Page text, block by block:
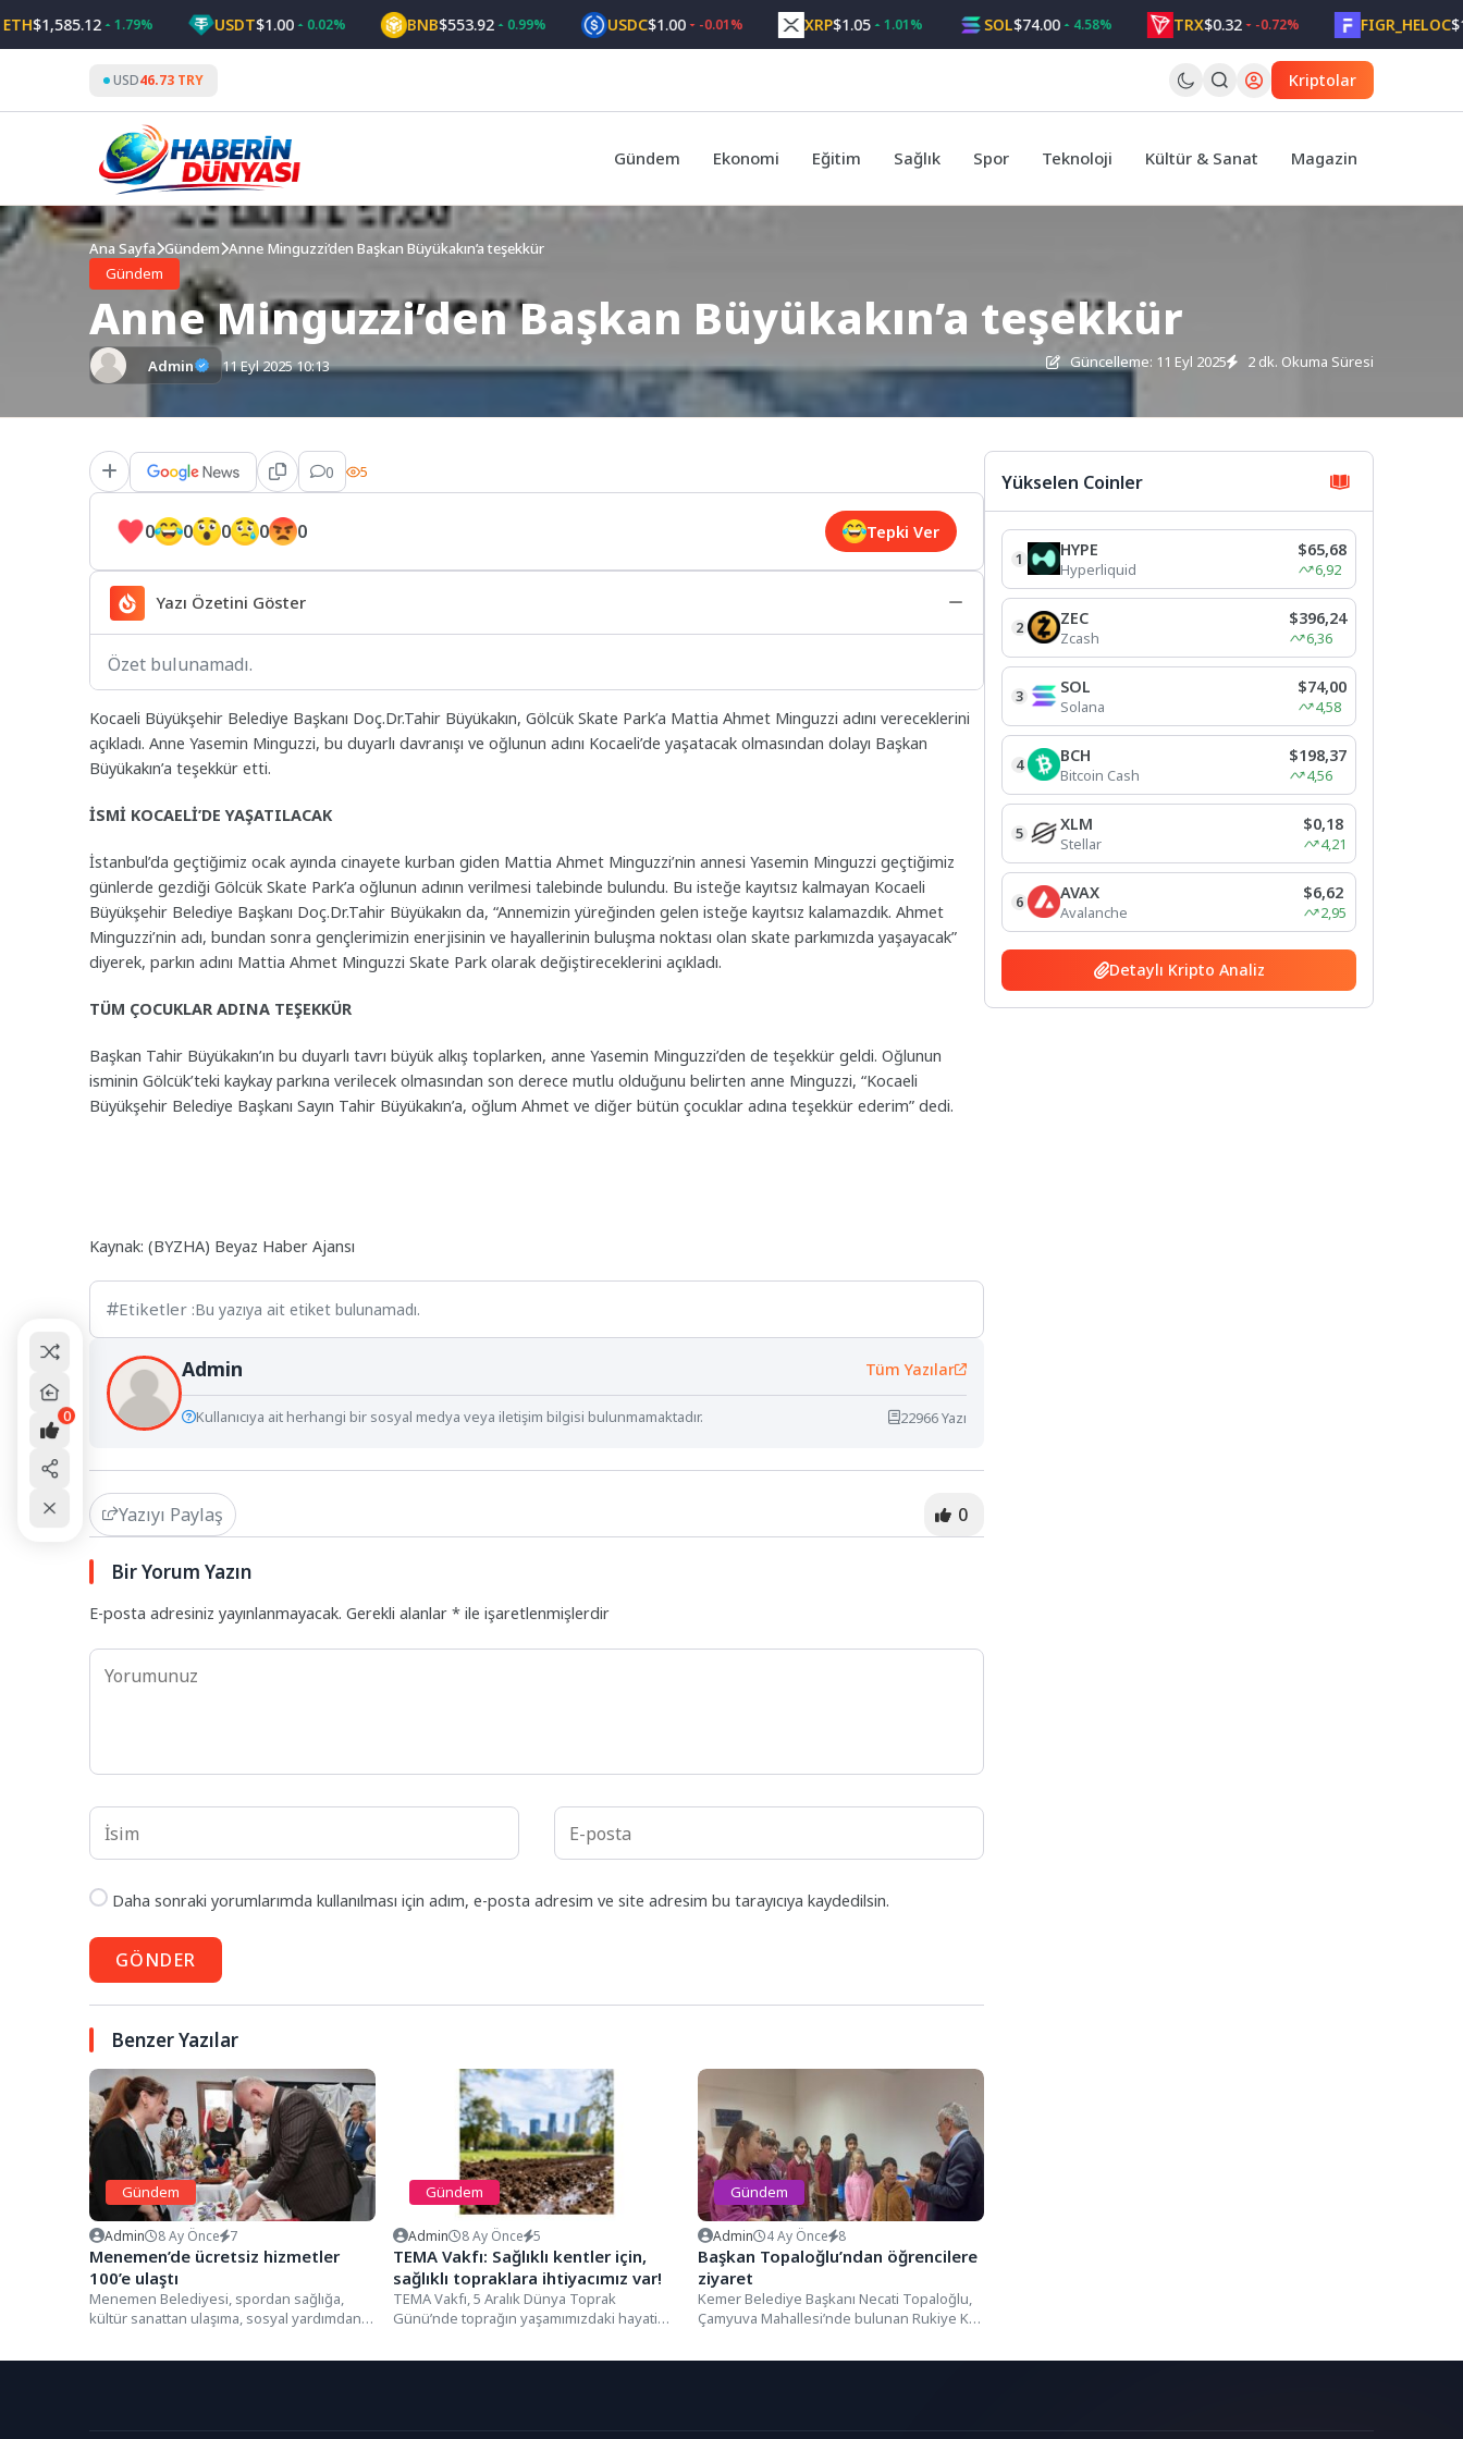
to
1.79% USDT$1.00 0.02% BNB$553.92 0.99% USDC$1.00 -0.01% XRP$1.05 1.01% SOL$74.00 4.58% TRX$0.32 -0.72% FIGR_HELOC$1.05
USD46.73 TRY Kriptolar
Gündem Ekonomi Eğitim Sağlık Spor Teknoloji Kültür & Sanat Magazin
Ana Sayfa Gündem Anne Minguzzi’den Başkan Büyükakın’a teşekkür
Gündem
Anne Minguzzi’den Başkan Büyükakın’a teşekkür
Admin 11 Eyl 2025 10:13 Güncelleme: 11 Eyl 2025 2 dk. Okuma Süresi
0 5
0 0 0 0 0 Tepki Ver
Yazı Özetini Göster
Özet bulunamadı.
Kocaeli Büyükşehir Belediye Başkanı Doç.Dr.Tahir Büyükakın, Gölcük Skate Park’a Mattia Ahmet Minguzzi adını vereceklerini
açıkladı. Anne Yasemin Minguzzi, bu duyarlı davranışı ve oğlunun adını Kocaeli’de yaşatacak olmasından dolayı Başkan
Büyükakın’a teşekkür etti.
İSMİ KOCAELİ’DE YAŞATILACAK
İstanbul’da geçtiğimiz ocak ayında cinayete kurban giden Mattia Ahmet Minguzzi’nin annesi Yasemin Minguzzi geçtiğimiz
günlerde gezdiği Gölcük Skate Park’a oğlunun adının verilmesi talebinde bulundu. Bu isteğe kayıtsız kalmayan Kocaeli
Büyükşehir Belediye Başkanı Doç.Dr.Tahir Büyükakın da, “Annemizin yüreğinden gelen isteğe kayıtsız kalamazdık. Ahmet
Minguzzi’nin adı, bundan sonra gençlerimizin enerjisinin ve hayallerinin buluşma noktası olan skate parkımızda yaşayacak”
diyerek, parkın adını Mattia Ahmet Minguzzi Skate Park olarak değiştireceklerini açıkladı.
TÜM ÇOCUKLAR ADINA TEŞEKKÜR
Başkan Tahir Büyükakın’ın bu duyarlı tavrı büyük alkış toplarken, anne Yasemin Minguzzi’den de teşekkür geldi. Oğlunun
isminin Gölcük’teki kaykay parkına verilecek olmasından son derece mutlu olduğunu belirten anne Minguzzi, “Kocaeli
Büyükşehir Belediye Başkanı Sayın Tahir Büyükakın’a, oğlum Ahmet ve diğer bütün çocuklar adına teşekkür ederim” dedi.
Kaynak: (BYZHA) Beyaz Haber Ajansı
Etiketler :Bu yazıya ait etiket bulunamadı.
Admin Tüm Yazılar
Kullanıcıya ait herhangi bir sosyal medya veya iletişim bilgisi bulunmamaktadır. 22966 Yazı
Yazıyı Paylaş 0
Bir Yorum Yazın
E-posta adresiniz yayınlanmayacak. Gerekli alanlar * ile işaretlenmişlerdir
Daha sonraki yorumlarımda kullanılması için adım, e-posta adresim ve site adresim bu tarayıcıya kaydedilsin.
GÖNDER
Benzer Yazılar
Gündem
Admin 8 Ay Önce 7
Menemen’de ücretsiz hizmetler
100’e ulaştı
Menemen Belediyesi, spordan sağlığa,
kültür sanattan ulaşıma, sosyal yardımdan
ücretsiz...
Gündem
Admin 8 Ay Önce 5
TEMA Vakfı: Sağlıklı kentler için,
sağlıklı topraklara ihtiyacımız var!
TEMA Vakfı, 5 Aralık Dünya Toprak
Günü’nde toprağın yaşamımızdaki hayati
Gündem
Admin 4 Ay Önce 8
Başkan Topaloğlu’ndan öğrencilere
ziyaret
Kemer Belediye Başkanı Necati Topaloğlu,
Çamyuva Mahallesi’nde bulunan Rukiye Koç
Yükselen Coinler
1 HYPE
Hyperliquid
$65,68
6,92
2 ZEC
Zcash
$396,24
6,36
3 SOL
Solana
$74,00
4,58
4 BCH
Bitcoin Cash
$198,37
4,56
5 XLM
Stellar
$0,18
4,21
6 AVAX
Avalanche
$6,62
2,95
Detaylı Kripto Analiz
0